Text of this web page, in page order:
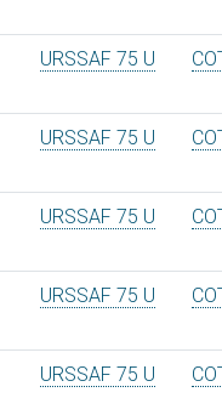
URSSAF 75 U
URSSAF 75 U
URSSAF 75 U
URSSAF 75 U
URSSAF 75 U